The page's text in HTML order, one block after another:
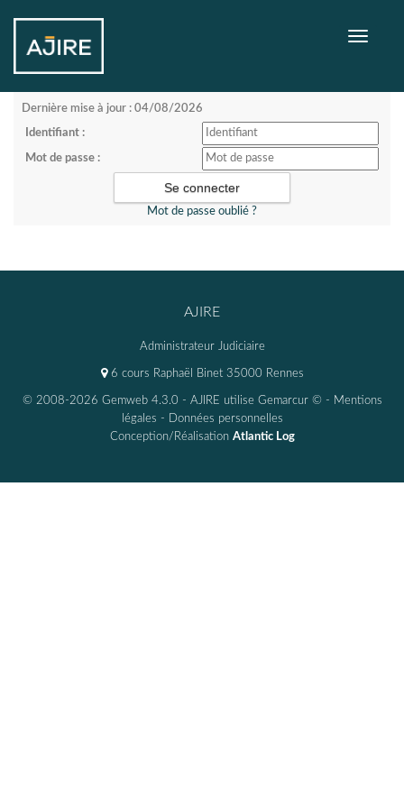
Toggle
Dernière mise à jour : 04/08/2026
Identifiant :
Mot de passe :
Mot de passe oublié ?
AJIRE
Administrateur Judiciaire
6 cours Raphaël Binet 35000 Rennes
© 2008-2026 Gemweb 4.3.0 - AJIRE utilise Gemarcur © - Mentions
légales - Données personnelles
Conception/Réalisation Atlantic Log